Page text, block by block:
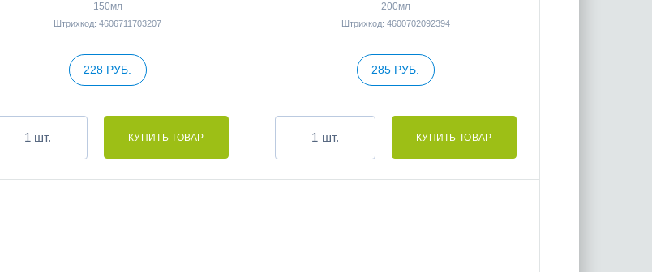
150мл
Штрихкод: 4606711703207
228 РУБ.
шт.
200мл
Штрихкод: 4600702092394
285 РУБ.
шт.